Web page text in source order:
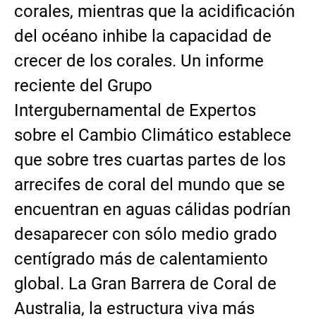
corales, mientras que la acidificación
del océano inhibe la capacidad de
crecer de los corales. Un informe
reciente del Grupo
Intergubernamental de Expertos
sobre el Cambio Climático establece
que sobre tres cuartas partes de los
arrecifes de coral del mundo que se
encuentran en aguas cálidas podrían
desaparecer con sólo medio grado
centígrado más de calentamiento
global. La Gran Barrera de Coral de
Australia, la estructura viva más